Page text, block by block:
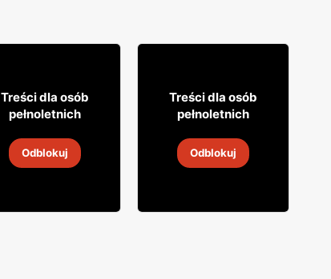
49 99
18 sie 2026
Treści dla osób
pełnoletnich
Odblokuj
35999
30 sie 2026
Treści dla osób
pełnoletnich
Odblokuj